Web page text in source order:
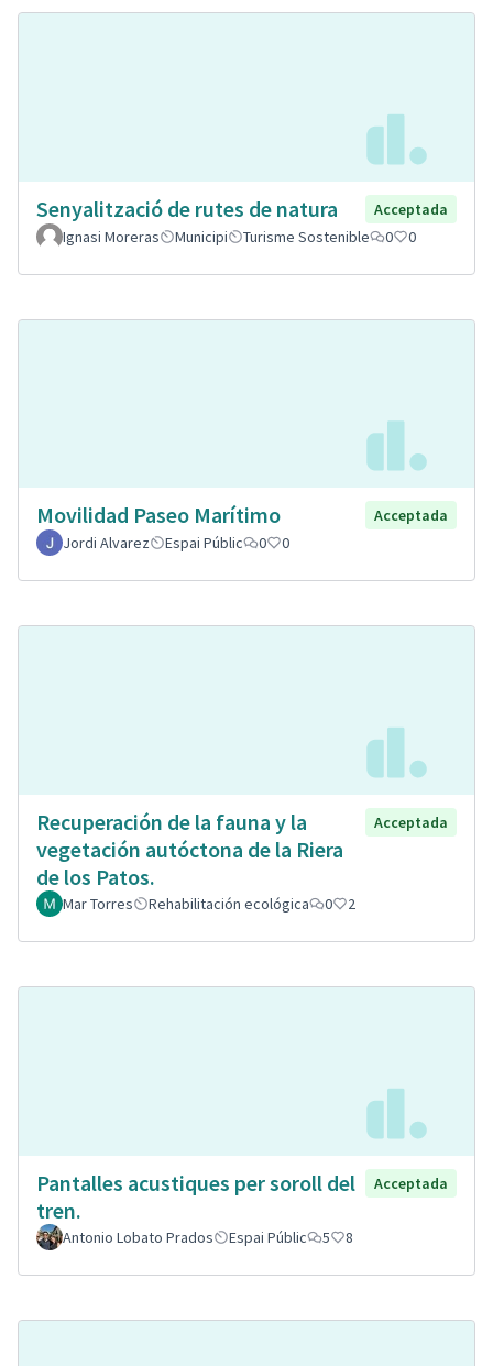
Senyalització de rutes de natura
Acceptada
Ignasi Moreras
Municipi Turisme Sostenible 0 0
Movilidad Paseo Marítimo
Acceptada
Jordi Alvarez
Espai Públic 0 0
Recuperación de la fauna y la
vegetación autóctona de la Riera
de los Patos.
Acceptada
Mar Torres Rehabilitación ecológica 0 2
Pantalles acustiques per soroll del
tren.
Acceptada
Antonio Lobato Prados Espai Públic 5 8